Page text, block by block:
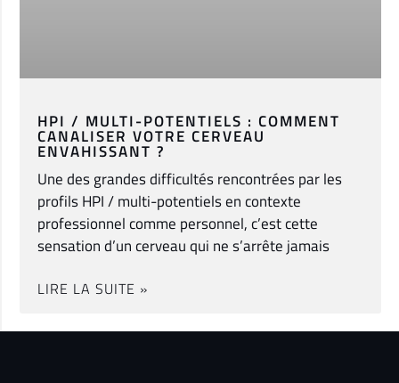
HPI / MULTI-POTENTIELS : COMMENT
CANALISER VOTRE CERVEAU
ENVAHISSANT ?
Une des grandes difficultés rencontrées par les
profils HPI / multi-potentiels en contexte
professionnel comme personnel, c’est cette
sensation d’un cerveau qui ne s’arrête jamais
LIRE LA SUITE »